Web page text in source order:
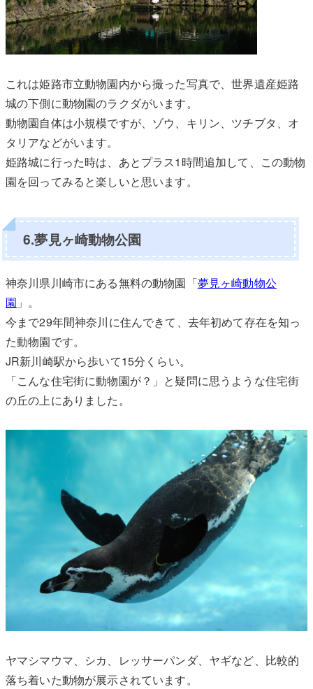
これは姫路市立動物園内から撮った写真で、世界遺産姫路
城の下側に動物園のラクダがいます。
動物園自体は小規模ですが、ゾウ、キリン、ツチブタ、オ
タリアなどがいます。
姫路城に行った時は、あとプラス1時間追加して、この動物
園を回ってみると楽しいと思います。
6.夢見ヶ崎動物公園
神奈川県川崎市にある無料の動物園「夢見ヶ崎動物公
園 」。
今まで29年間神奈川に住んできて、去年初めて存在を知っ
た動物園です。
JR新川崎駅から歩いて15分くらい。
「こんな住宅街に動物園が？」と疑問に思うような住宅街
の丘の上にありました。
ヤマシマウマ、シカ、レッサーパンダ、ヤギなど、比較的
落ち着いた動物が展示されています。